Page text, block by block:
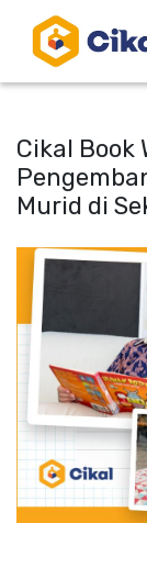
Cikal Book
Murid di